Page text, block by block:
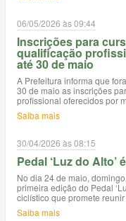
06/05/2026 às 09:44
Inscrições para
qualificação
até 30 de maio
A Prefeitura informa que
30 de maio as inscrições
profissional oferecidos por
Saiba mais
30/04/2026 às 08:15
Pedal ‘Luz do Alto’
No dia 24 de maio,
primeira edição do Pedal
ciclístico que promete
Saiba mais